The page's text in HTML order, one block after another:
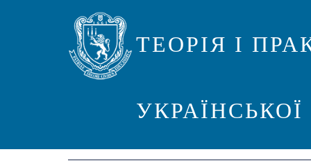
ТЕОРІЯ І